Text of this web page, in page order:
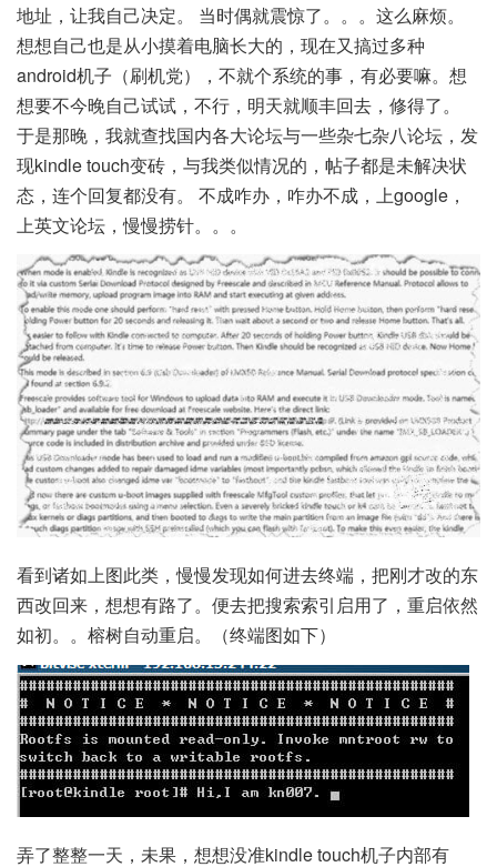
地址，让我自己决定。 当时偶就震惊了。。。这么麻烦。
想想自己也是从小摸着电脑长大的，现在又搞过多种
android机子（刷机党），不就个系统的事，有必要嘛。想
想要不今晚自己试试，不行，明天就顺丰回去，修得了。
于是那晚，我就查找国内各大论坛与一些杂七杂八论坛，发
现kindle touch变砖，与我类似情况的，帖子都是未解决状
态，连个回复都没有。 不成咋办，咋办不成，上google，
上英文论坛，慢慢捞针。。。
看到诸如上图此类，慢慢发现如何进去终端，把刚才改的东
西改回来，想想有路了。便去把搜索索引启用了，重启依然
如初。。榕树自动重启。（终端图如下）
弄了整整一天，未果，想想没准kindle touch机子内部有